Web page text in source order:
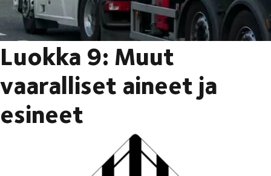
Luokka 9: Muut
vaaralliset aineet ja
esineet